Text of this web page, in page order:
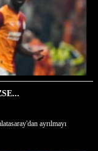
ayrılmayı